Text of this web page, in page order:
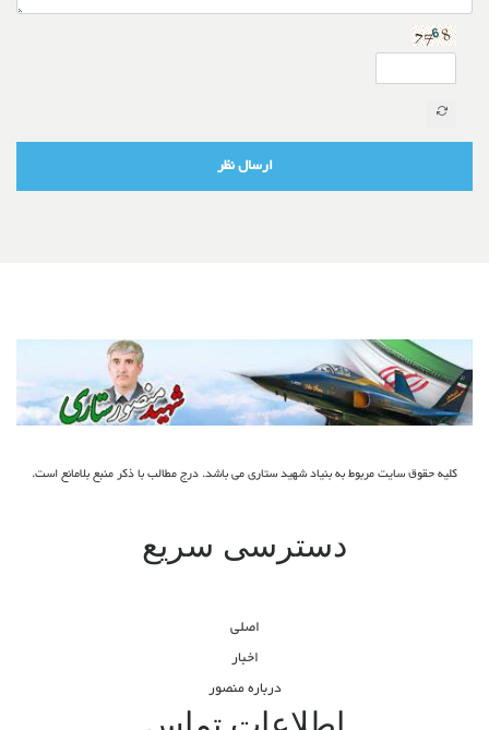
ارسال نظر
کلیه حقوق سایت مربوط به بنیاد شهید ستاری می باشد. درج مطالب با ذکر منبع بلامانع است.
دسترسی سریع
اصلی
اخبار
درباره منصور